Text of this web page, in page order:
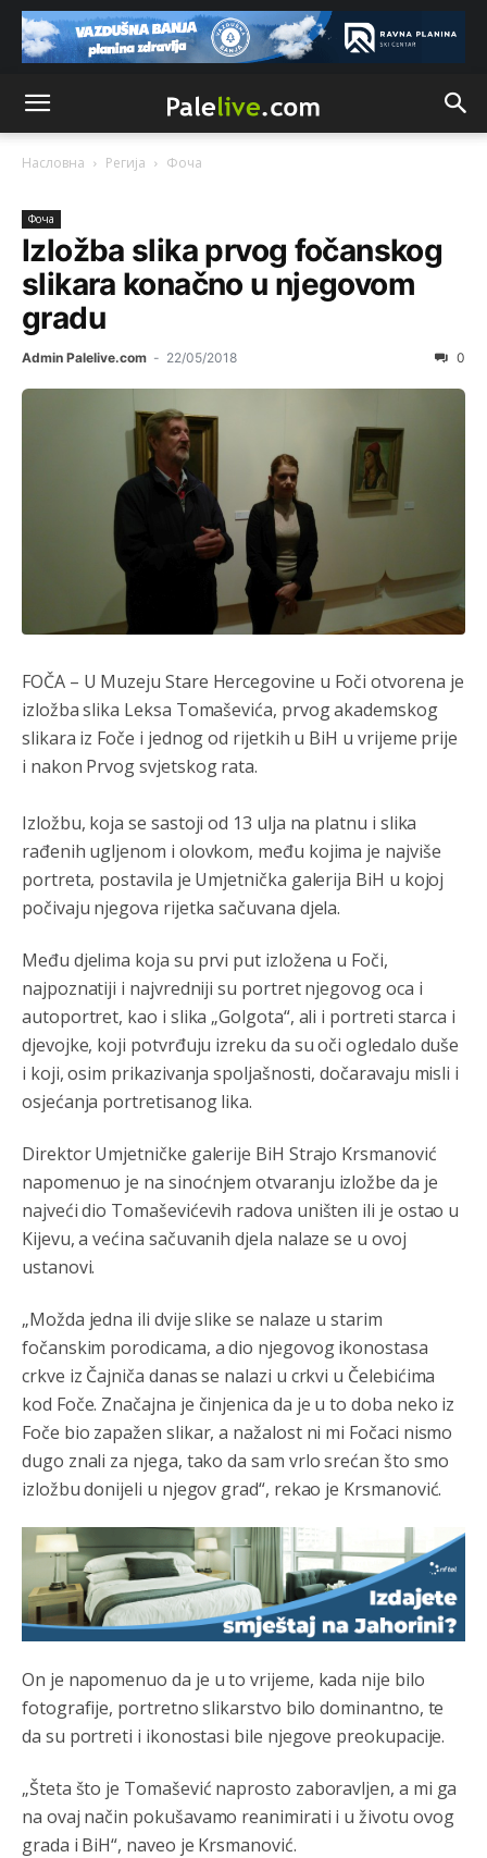
Насловна Регија Фоча
Фоча
Izložba slika prvog fočanskog
slikara konačno u njegovom
gradu
Admin Palelive.com - 22/05/2018 0
FOČA– U Muzeju Stare Hercegovine u Foči otvorena je
izložba slika Leksa Tomaševića, prvog akademskog
slikara iz Foče i jednog od rijetkih u BiH u vrijeme prije
i nakon Prvog svjetskog rata.
Izložbu, koja se sastoji od 13 ulja na platnu i slika
rađenih ugljenom i olovkom, među kojima je najviše
portreta, postavila je Umjetnička galerija BiH u kojoj
počivaju njegova rijetka sačuvana djela.
Među djelima koja su prvi put izložena u Foči,
najpoznatiji i najvredniji su portret njegovog oca i
autoportret, kao i slika „Golgota“, ali i portreti starca i
djevojke, koji potvrđuju izreku da su oči ogledalo duše
i koji, osim prikazivanja spoljašnosti, dočaravaju misli i
osjećanja portretisanog lika.
Direktor Umjetničke galerije BiH Strajo Krsmanović
napomenuo je na sinoćnjem otvaranju izložbe da je
najveći dio Tomaševićevih radova uništen ili je ostao u
Kijevu, a većina sačuvanih djela nalaze se u ovoj
ustanovi.
„Možda jedna ili dvije slike se nalaze u starim
fočanskim porodicama, a dio njegovog ikonostasa
crkve iz Čajniča danas se nalazi u crkvi u Čelebićima
kod Foče. Značajna je činjenica da je u to doba neko iz
Foče bio zapažen slikar, a nažalost ni mi Fočaci nismo
dugo znali za njega, tako da sam vrlo srećan što smo
izložbu donijeli u njegov grad“, rekao je Krsmanović.
On je napomenuo da je u to vrijeme, kada nije bilo
fotografije, portretno slikarstvo bilo dominantno, te
da su portreti i ikonostasi bile njegove preokupacije.
„Šteta što je Tomašević naprosto zaboravljen, a mi ga
na ovaj način pokušavamo reanimirati i u životu ovog
grada i BiH“, naveo je Krsmanović.
Анонимно2807895 8/6/2026 12:16
Dobro zboris 791,ovaj721 dok nije bilo interneta,samo
mu je porodica znala da je glup!
Анонимно2807895 8/6/2026 12:18
Drzi pod kontrolom tri stvari jezik,karakter i
ponasanje...Uzivotu brani tri stvari:cast,prijatelja i